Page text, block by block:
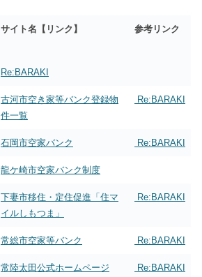
サイト名【リンク】 参考リンク
Re:BARAKI
古河市空き家等バンク登録物
件一覧
Re:BARAKI
石岡市空家バンク Re:BARAKI
龍ケ崎市空家バンク制度
下妻市移住・定住促進「住マ
イルしもつま」
Re:BARAKI
常総市空家等バンク Re:BARAKI
常陸太田公式ホームページ Re:BARAKI